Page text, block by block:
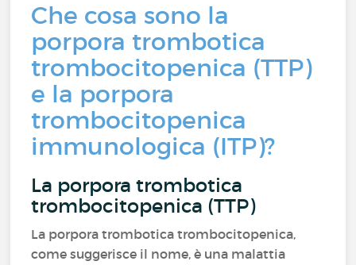
Che cosa sono la
porpora trombotica
trombocitopenica (TTP)
e la porpora
trombocitopenica
immunologica (ITP)?
La porpora trombotica
trombocitopenica (TTP)
La porpora trombotica trombocitopenica,
come suggerisce il nome, è una malattia